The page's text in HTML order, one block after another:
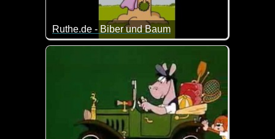
Ruthe.de - Biber und Baum
Manchmal kann ein Niesen auch vor Feinden